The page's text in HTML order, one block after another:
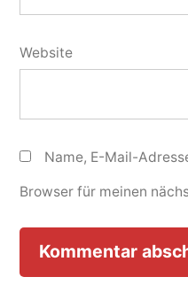
Website
Name, E-Mail-
Browser für meinen